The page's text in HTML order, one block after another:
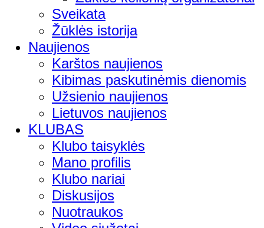
Sveikata
Žūklės istorija
Naujienos
Karštos naujienos
Kibimas paskutinėmis dienomis
Užsienio naujienos
Lietuvos naujienos
KLUBAS
Klubo taisyklės
Mano profilis
Klubo nariai
Diskusijos
Nuotraukos